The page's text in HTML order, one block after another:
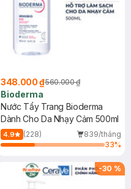
348.000 ₫560.000 ₫
Bioderma
Nước Tẩy Trang Bioderma
Dành Cho Da Nhạy Cảm 500ml
4.9 (228)
839/tháng
33%
-30 %